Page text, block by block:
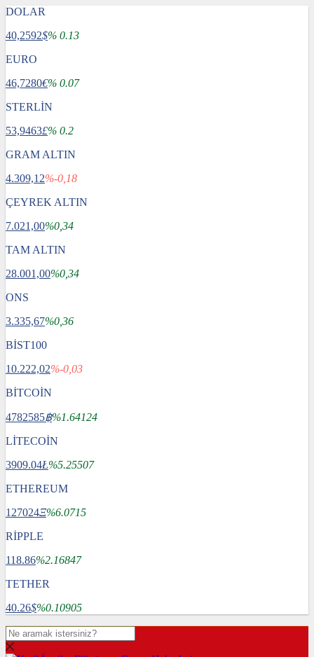
DOLAR
40,2592$% 0.13
EURO
46,7280€% 0.07
STERLİN
53,9463£% 0.2
GRAM ALTIN
4.309,12%-0,18
ÇEYREK ALTIN
7.021,00%0,34
TAM ALTIN
28.001,00%0,34
ONS
3.335,67%0,36
BİST100
10.222,02%-0,03
BİTCOİN
4782585฿%1.64124
LİTECOİN
3909.04Ł%5.25507
ETHEREUM
127024Ξ%6.0715
RİPPLE
118.86%2.16847
TETHER
40.26$%0.10905